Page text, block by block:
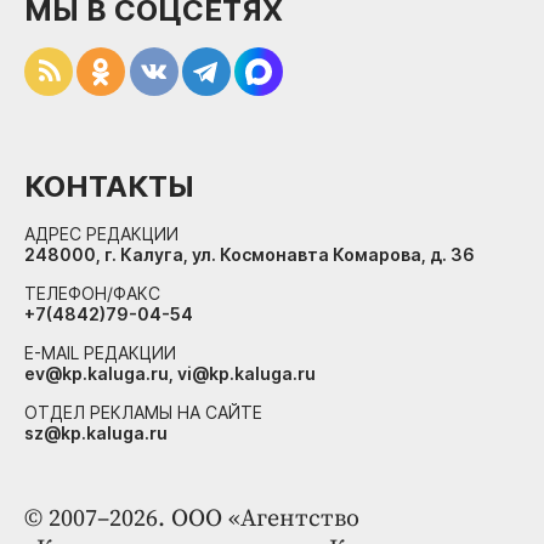
© 2007–2026. ООО «Агентство
МЫ В СОЦСЕТЯХ
КОНТАКТЫ
АДРЕС РЕДАКЦИИ
248000, г. Калуга, ул. Космонавта Комарова, д. 36
ТЕЛЕФОН/ФАКС
+7(4842)79-04-54
E-MAIL РЕДАКЦИИ
ev@kp.kaluga.ru, vi@kp.kaluga.ru
ОТДЕЛ РЕКЛАМЫ НА САЙТЕ
sz@kp.kaluga.ru